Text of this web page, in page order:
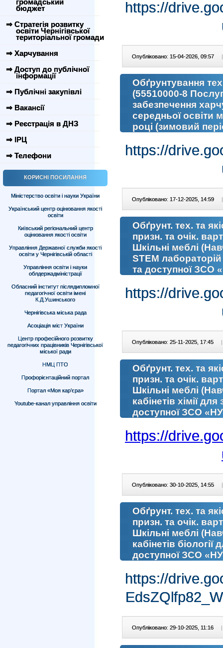
громадський
бюджет
⇒ Стратегія розвитку
освіти Чернігівської
територіальної громади
⇒ Харчування
⇒ Доступ до публічної
інформації
⇒ Публічні закупівлі
⇒ Вакансії
⇒ Реєстрація в ДНЗ
⇒ ІРЦ
⇒ Телефони
КОРИСНІ ПОСИЛАННЯ
Міністерство освіти і науки України
Український центр оцінювання якості
освіти
Київський регіональний центр
оцінювання якості освіти
Управління Державної служби якості
освіти у Чернігівській області
Управління освіти і науки
облдержадміністрації
Обласний інститут післядипломної
педагогічної освіти імені
К.Д.Ушинського
Чернігівська міська рада
Асоціація міст України
Центр професійного розвитку
педагогічних працівників Чернігівської
міської ради
НМЦ ПТО
Профорієнтаційний портал
Портал «Моя кар’єра»
Youtube-канал управління освіти
https://
Опубліковано: 15-04-2026, 09:57 |
Обґрунтування
(55510000-8
забезпечення
середньої освіти
році (зимовий
https://
Опубліковано: 17-12-2025, 14:59 |
Обґрунт. тех. та
призн. та очік.
Шкільні меблі
STEM лабораторій
та доступної ЗСО
https://
Опубліковано: 25-11-2025, 17:45 |
Обґрунт. тех. та
призн. та очік.
Шкільні меблі
кабінетів хімії
доступної ЗСО
https://
Опубліковано: 30-10-2025, 14:55 |
Обґрунт. тех. та
призн. та очік.
Шкільні меблі
кабінетів
доступної ЗСО
https://
Опубліковано: 29-10-2025, 11:16 |